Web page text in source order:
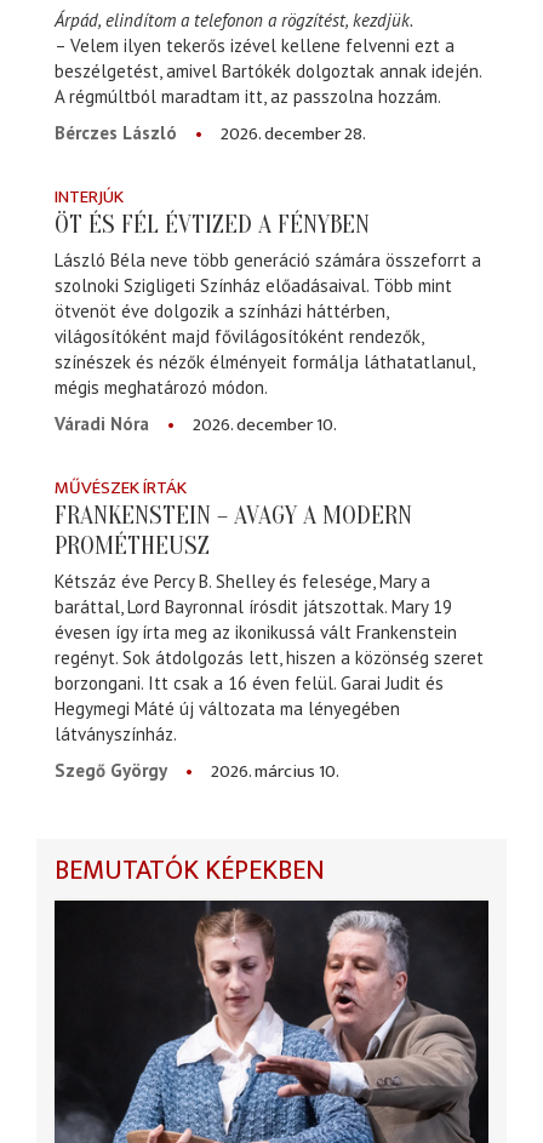
Árpád, elindítom a telefonon a rögzítést, kezdjük.
– Velem ilyen tekerős izével kellene felvenni ezt a
beszélgetést, amivel Bartókék dolgoztak annak idején.
A régmúltból maradtam itt, az passzolna hozzám.
Bérczes László
2026. december 28.
INTERJÚK
ÖT ÉS FÉL ÉVTIZED A FÉNYBEN
László Béla neve több generáció számára összeforrt a
szolnoki Szigligeti Színház előadásaival. Több mint
ötvenöt éve dolgozik a színházi háttérben,
világosítóként majd fővilágosítóként rendezők,
színészek és nézők élményeit formálja láthatatlanul,
mégis meghatározó módon.
Váradi Nóra
2026. december 10.
MŰVÉSZEK ÍRTÁK
FRANKENSTEIN – AVAGY A MODERN
PROMÉTHEUSZ
Kétszáz éve Percy B. Shelley és felesége, Mary a
baráttal, Lord Bayronnal írósdit játszottak. Mary 19
évesen így írta meg az ikonikussá vált Frankenstein
regényt. Sok átdolgozás lett, hiszen a közönség szeret
borzongani. Itt csak a 16 éven felül. Garai Judit és
Hegymegi Máté új változata ma lényegében
látványszínház.
Szegő György
2026. március 10.
BEMUTATÓK KÉPEKBEN